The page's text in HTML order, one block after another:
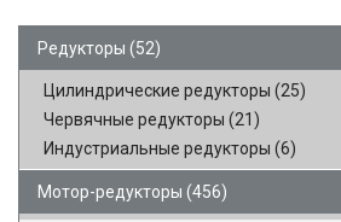
Редукторы (52)
Цилиндрические редукторы (25)
Червячные редукторы (21)
Индустриальные редукторы (6)
Мотор-редукторы (456)